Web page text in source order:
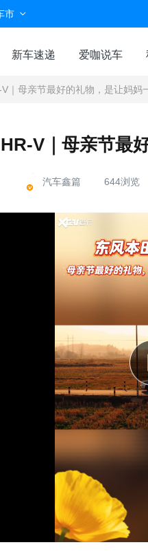
市
新车速递 爱咖说车
｜母亲节最好的礼物，是让妈妈
V｜母亲节最
汽车鑫篇 644浏览